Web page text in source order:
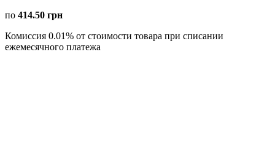
по 414.50 грн
Комиссия 0.01% от стоимости товара при списании
ежемесячного платежа